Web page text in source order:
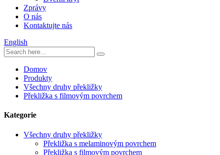
Zprávy
O nás
Kontaktujte nás
English
Domov
Produkty
Všechny druhy překližky
Překližka s filmovým povrchem
Kategorie
Všechny druhy překližky
Překližka s melaminovým povrchem
Překližka s filmovým povrchem